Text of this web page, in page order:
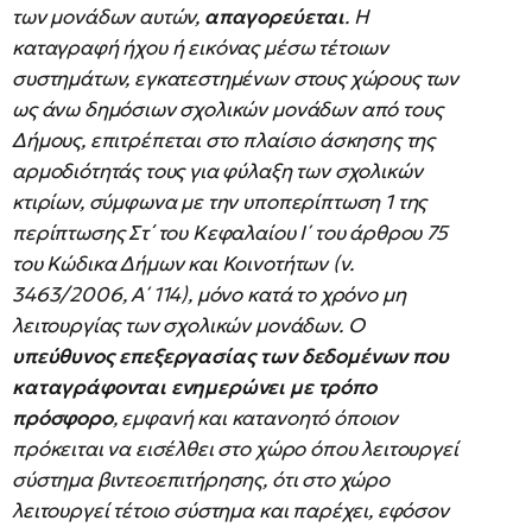
των μονάδων αυτών, απαγορεύεται. Η
καταγραφή ήχου ή εικόνας μέσω τέτοιων
συστημάτων, εγκατεστημένων στους χώρους των
ως άνω δημόσιων σχολικών μονάδων από τους
Δήμους, επιτρέπεται στο πλαίσιο άσκησης της
αρμοδιότητάς τους για φύλαξη των σχολικών
κτιρίων, σύμφωνα με την υποπερίπτωση 1 της
περίπτωσης Στ΄ του Κεφαλαίου Ι΄ του άρθρου 75
του Κώδικα Δήμων και Κοινοτήτων (ν.
3463/2006, Α΄ 114), μόνο κατά το χρόνο μη
λειτουργίας των σχολικών μονάδων. Ο
υπεύθυνος επεξεργασίας των δεδομένων που
καταγράφονται ενημερώνει με τρόπο
πρόσφορο, εμφανή και κατανοητό όποιον
πρόκειται να εισέλθει στο χώρο όπου λειτουργεί
σύστημα βιντεοεπιτήρησης, ότι στο χώρο
λειτουργεί τέτοιο σύστημα και παρέχει, εφόσον